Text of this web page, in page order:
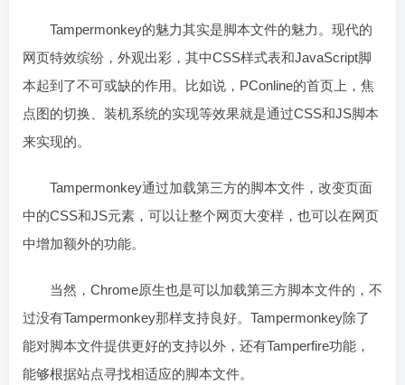
Tampermonkey的魅力其实是脚本文件的魅力。现代的
网页特效缤纷，外观出彩，其中CSS样式表和JavaScript脚
本起到了不可或缺的作用。比如说，PConline的首页上，焦
点图的切换、装机系统的实现等效果就是通过CSS和JS脚本
来实现的。
Tampermonkey通过加载第三方的脚本文件，改变页面
中的CSS和JS元素，可以让整个网页大变样，也可以在网页
中增加额外的功能。
当然，Chrome原生也是可以加载第三方脚本文件的，不
过没有Tampermonkey那样支持良好。Tampermonkey除了
能对脚本文件提供更好的支持以外，还有Tamperfire功能，
能够根据站点寻找相适应的脚本文件。